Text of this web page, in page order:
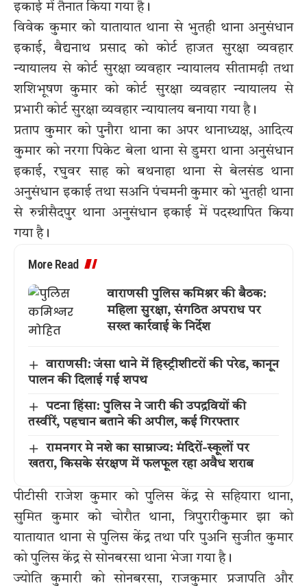
इकाई में तैनात किया गया है।
विवेक कुमार को यातायात थाना से भुतही थाना अनुसंधान
इकाई, बैद्यनाथ प्रसाद को कोर्ट हाजत सुरक्षा व्यवहार
न्यायालय से कोर्ट सुरक्षा व्यवहार न्यायालय सीतामढ़ी तथा
शशिभूषण कुमार को कोर्ट सुरक्षा व्यवहार न्यायालय से
प्रभारी कोर्ट सुरक्षा व्यवहार न्यायालय बनाया गया है।
प्रताप कुमार को पुनौरा थाना का अपर थानाध्यक्ष, आदित्य
कुमार को नरगा पिकेट बेला थाना से डुमरा थाना अनुसंधान
इकाई, रघुवर साह को बथनाहा थाना से बेलसंड थाना
अनुसंधान इकाई तथा सअनि पंचमनी कुमार को भुतही थाना
से रुन्नीसैदपुर थाना अनुसंधान इकाई में पदस्थापित किया
गया है।
More Read
वाराणसी पुलिस कमिश्नर की बैठक:
महिला सुरक्षा, संगठित अपराध पर
सख्त कार्रवाई के निर्देश
वाराणसी: जंसा थाने में हिस्ट्रीशीटरों की परेड, कानून
पालन की दिलाई गई शपथ
पटना हिंसा: पुलिस ने जारी की उपद्रवियों की
तस्वीरें, पहचान बताने की अपील, कई गिरफ्तार
रामनगर मे नशे का साम्राज्य: मंदिरों-स्कूलों पर
खतरा, किसके संरक्षण में फलफूल रहा अवैध शराब
पीटीसी राजेश कुमार को पुलिस केंद्र से सहियारा थाना,
सुमित कुमार को चोरौत थाना, त्रिपुरारीकुमार झा को
यातायात थाना से पुलिस केंद्र तथा परि पुअनि सुजीत कुमार
को पुलिस केंद्र से सोनबरसा थाना भेजा गया है।
ज्योति कुमारी को सोनबरसा, राजकुमार प्रजापति और